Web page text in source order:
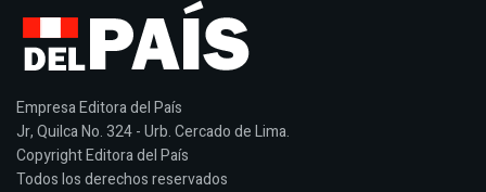
Empresa Editora del País
Jr, Quilca No. 324 - Urb. Cercado de Lima.
Copyright Editora del País
Todos los derechos reservados